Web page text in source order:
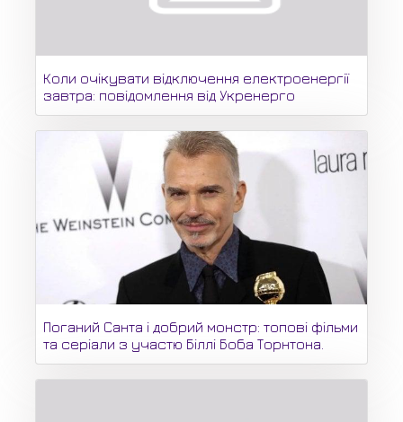
Коли очікувати відключення електроенергії
завтра: повідомлення від Укренерго
Поганий Санта і добрий монстр: топові фільми
та серіали з участю Біллі Боба Торнтона.